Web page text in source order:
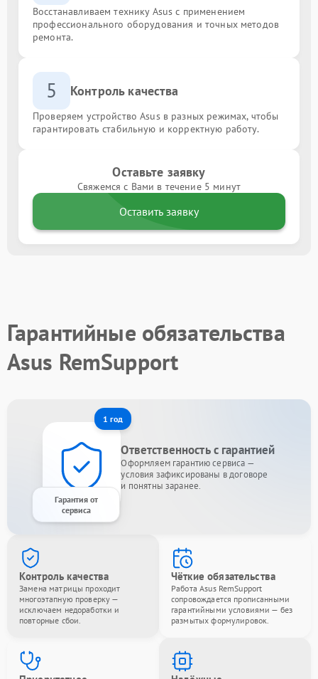
Восстанавливаем технику Asus с применением
профессионального оборудования и точных методов
ремонта.
5 Контроль качества
Проверяем устройство Asus в разных режимах, чтобы
гарантировать стабильную и корректную работу.
Оставьте заявку
Свяжемся с Вами в течение 5 минут
Оставить заявку
Гарантийные обязательства
Asus RemSupport
1 год
Гарантия от
сервиса
Ответственность с гарантией
Оформляем гарантию сервиса —
условия зафиксированы в договоре
и понятны заранее.
Контроль качества
Замена матрицы проходит
многоэтапную проверку —
исключаем недоработки и
повторные сбои.
Чёткие обязательства
Работа Asus RemSupport
сопровождается прописанными
гарантийными условиями — без
размытых формулировок.